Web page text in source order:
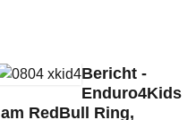
Bericht -
Enduro4Kids
am RedBull Ring,